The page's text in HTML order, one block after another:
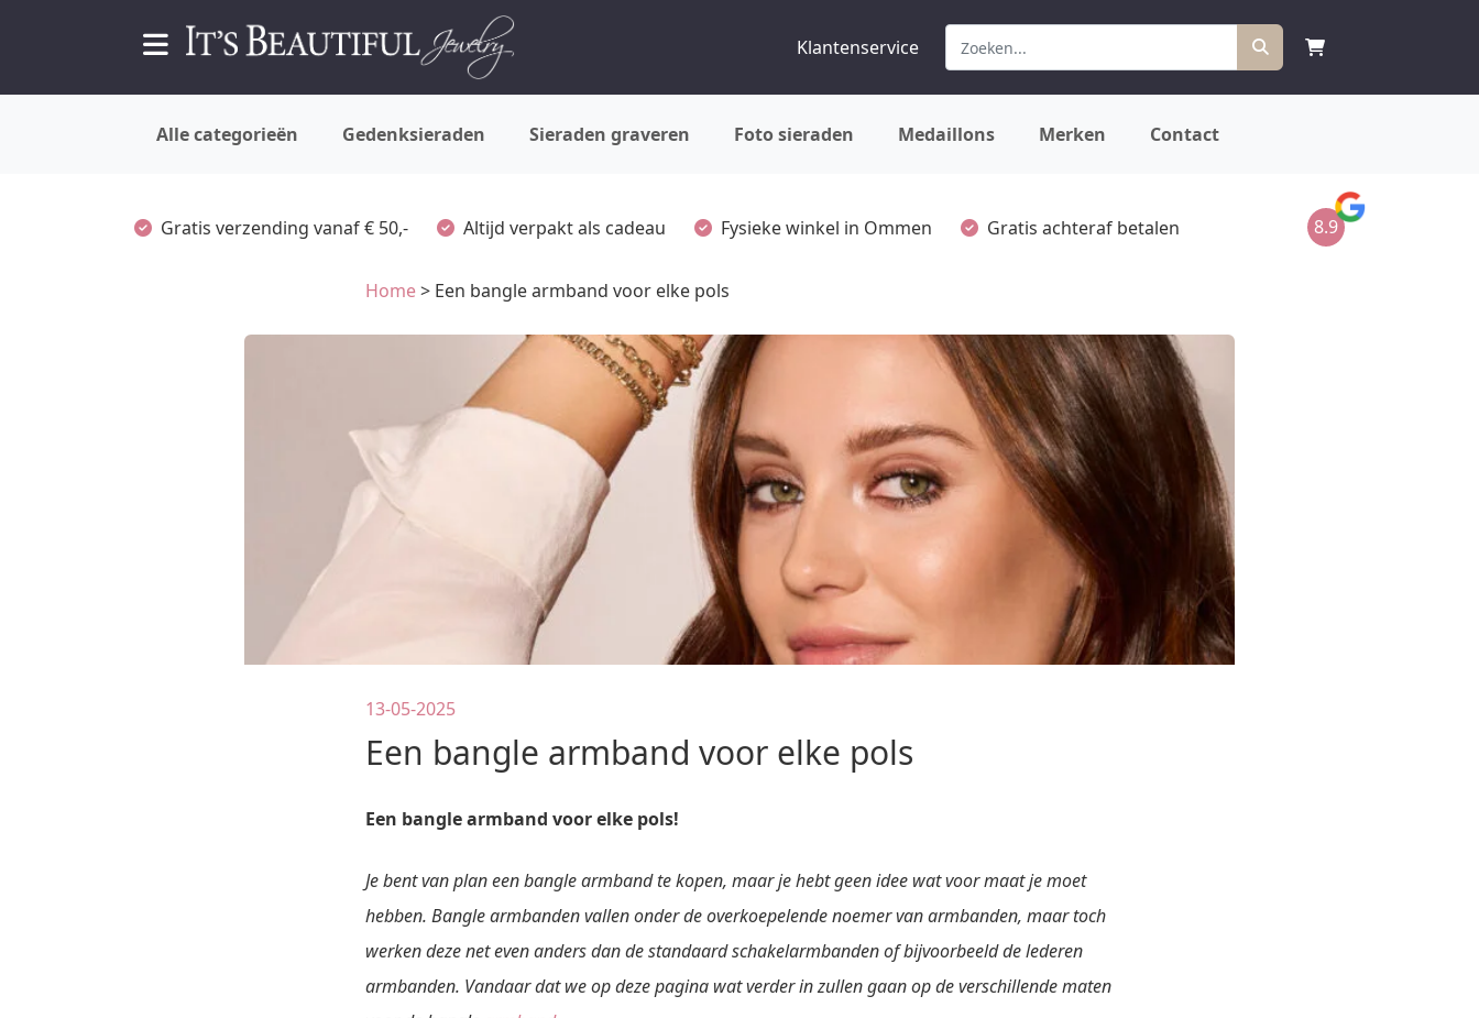
Klantenservice
Alle categorieën Gedenksieraden Sieraden graveren Foto sieraden Medaillons Merken Contact
Gratis verzending vanaf € 50,- Altijd verpakt als cadeau Fysieke winkel in Ommen Gratis achteraf betalen 8.9
Home> Een bangle armband voor elke pols
13-05-2025
Een bangle armband voor elke pols
Een bangle armband voor elke pols!
Je bent van plan een banglearmband te kopen, maar je hebt geen idee wat voor maat je moet
hebben. Bangle armbanden vallenonder de overkoepelende noemer van armbanden, maar toch
werken deze net even anders dan de standaard schakelarmbanden of bijvoorbeeld de lederen
armbanden. Vandaar dat we op deze pagina wat verder in zullen gaan op de verschillende maten